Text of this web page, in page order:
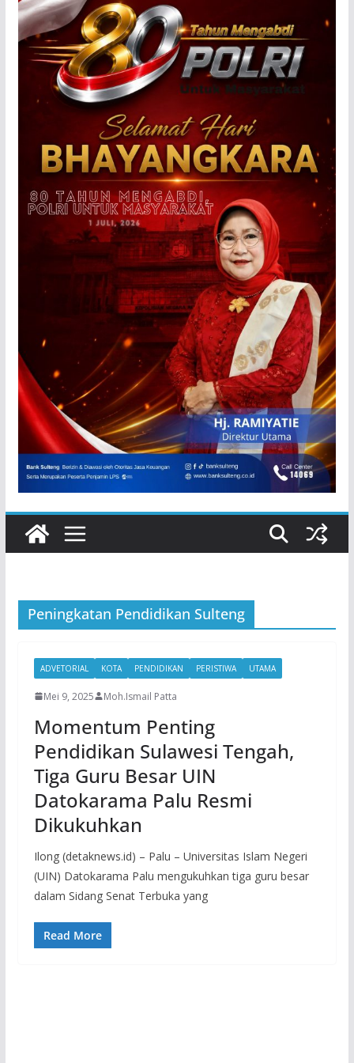
Peningkatan Pendidikan Sulteng
ADVETORIAL KOTA PENDIDIKAN PERISTIWA UTAMA
Mei 9, 2025 Moh.Ismail Patta
Momentum Penting
Pendidikan Sulawesi Tengah,
Tiga Guru Besar UIN
Datokarama Palu Resmi
Dikukuhkan
Ilong (detaknews.id) – Palu – Universitas Islam Negeri
(UIN) Datokarama Palu mengukuhkan tiga guru besar
dalam Sidang Senat Terbuka yang
Read More